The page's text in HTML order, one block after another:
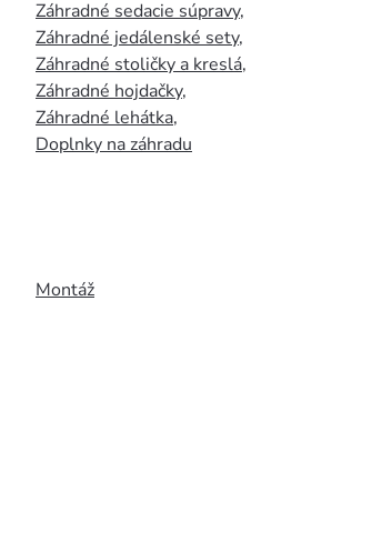
Záhradné sedacie súpravy,
Záhradné jedálenské sety,
Záhradné stoličky a kreslá,
Záhradné hojdačky,
Záhradné lehátka,
Doplnky na záhradu
Montáž